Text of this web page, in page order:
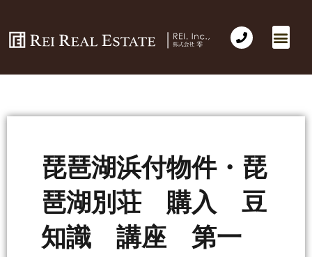
琵琶湖浜付物件・琵
琶湖別荘 購入 豆
知識 講座 第一